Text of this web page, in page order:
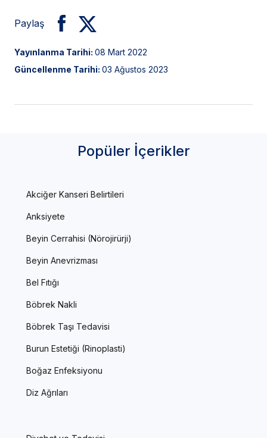
Paylaş
Yayınlanma Tarihi: 08 Mart 2022
Güncellenme Tarihi: 03 Ağustos 2023
Popüler İçerikler
Akciğer Kanseri Belirtileri
Anksiyete
Beyin Cerrahisi (Nörojirürji)
Beyin Anevrizması
Bel Fıtığı
Böbrek Nakli
Böbrek Taşı Tedavisi
Burun Estetiği (Rinoplasti)
Boğaz Enfeksiyonu
Diz Ağrıları